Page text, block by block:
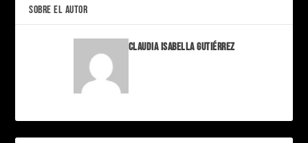
SOBRE EL AUTOR
Claudia Isabella Gutiérrez